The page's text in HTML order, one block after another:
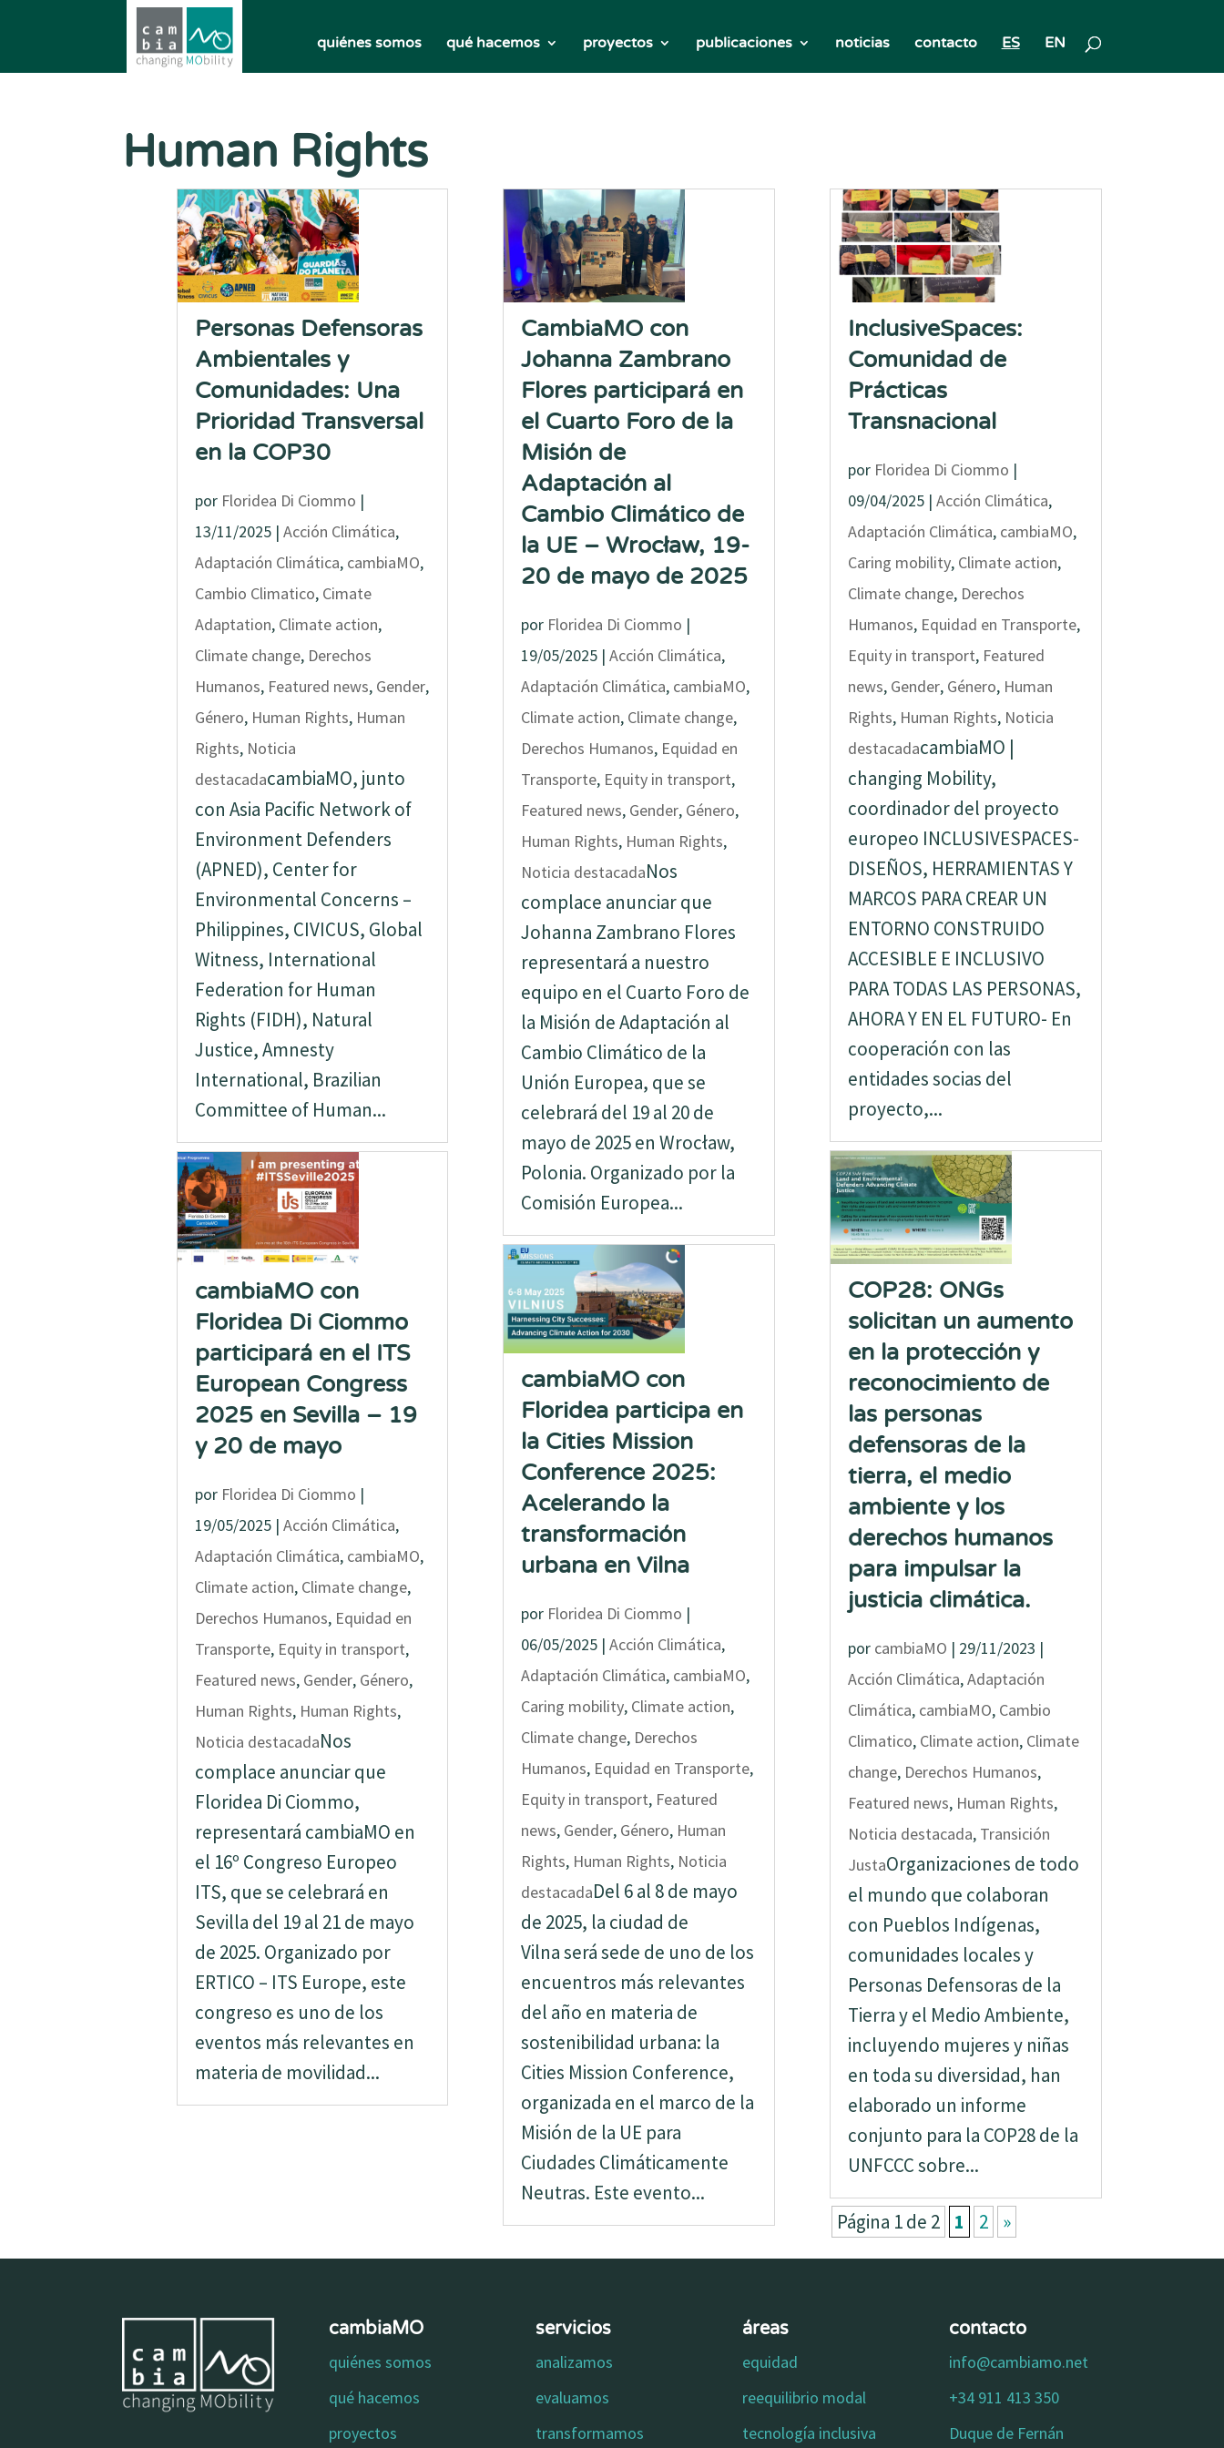
quiénes somos qué hacemos proyectos publicaciones noticias contacto ES EN
Human Rights
Personas Defensoras
Ambientales y
Comunidades: Una
Prioridad Transversal
en la COP30
por Floridea Di Ciommo |
13/11/2025| Acción Climática,
Adaptación Climática, cambiaMO,
Cambio Climatico, Cimate
Adaptation, Climate action,
Climate change, Derechos
Humanos, Featured news, Gender,
Género, Human Rights, Human
Rights, Noticia
destacadacambiaMO, junto
con Asia Pacific Network of
Environment Defenders
(APNED), Center for
Environmental Concerns –
Philippines, CIVICUS, Global
Witness, International
Federation for Human
Rights (FIDH), Natural
Justice, Amnesty
International, Brazilian
Committee of Human...
cambiaMO con
Floridea Di Ciommo
participará en el ITS
European Congress
2025 en Sevilla – 19
y 20 de mayo
por Floridea Di Ciommo |
19/05/2025| Acción Climática,
Adaptación Climática, cambiaMO,
Climate action, Climate change,
Derechos Humanos, Equidad en
Transporte, Equity in transport,
Featured news, Gender, Género,
Human Rights, Human Rights,
Noticia destacadaNos
complace anunciar que
Floridea Di Ciommo,
representará cambiaMO en
el 16º Congreso Europeo
ITS, que se celebrará en
Sevilla del 19 al 21 de mayo
de 2025. Organizado por
ERTICO – ITS Europe, este
congreso es uno de los
eventos más relevantes en
materia de movilidad...
CambiaMO con
Johanna Zambrano
Flores participará en
el Cuarto Foro de la
Misión de
Adaptación al
Cambio Climático de
la UE – Wrocław, 19-
20 de mayo de 2025
por Floridea Di Ciommo |
19/05/2025 |Acción Climática,
Adaptación Climática, cambiaMO,
Climate action, Climate change,
Derechos Humanos, Equidad en
Transporte, Equity in transport,
Featured news, Gender, Género,
Human Rights, Human Rights,
Noticia destacadaNos
complace anunciar que
Johanna Zambrano Flores
representará a nuestro
equipo en el Cuarto Foro de
la Misión de Adaptación al
Cambio Climático de la
Unión Europea, que se
celebrará del 19 al 20 de
mayo de 2025 en Wrocław,
Polonia. Organizado por la
Comisión Europea...
cambiaMO con
Floridea participa en
la Cities Mission
Conference 2025:
Acelerando la
transformación
urbana en Vilna
por Floridea Di Ciommo |
06/05/2025 |Acción Climática,
Adaptación Climática, cambiaMO,
Caring mobility, Climate action,
Climate change, Derechos
Humanos, Equidad en Transporte,
Equity in transport, Featured
news, Gender, Género, Human
Rights, Human Rights, Noticia
destacadaDel 6 al 8 de mayo
de 2025, la ciudad de
Vilna será sede de uno de los
encuentros más relevantes
del año en materia de
sostenibilidad urbana: la
Cities Mission Conference,
organizada en el marco de la
Misión de la UE para
Ciudades Climáticamente
Neutras. Este evento...
InclusiveSpaces:
Comunidad de
Prácticas
Transnacional
por Floridea Di Ciommo |
09/04/2025| Acción Climática,
Adaptación Climática, cambiaMO,
Caring mobility, Climate action,
Climate change, Derechos
Humanos, Equidad en Transporte,
Equity in transport, Featured
news, Gender, Género, Human
Rights, Human Rights, Noticia
destacadacambiaMO |
changing Mobility,
coordinador del proyecto
europeo INCLUSIVESPACES-
DISEÑOS, HERRAMIENTAS Y
MARCOS PARA CREAR UN
ENTORNO CONSTRUIDO
ACCESIBLE E INCLUSIVO
PARA TODAS LAS PERSONAS,
AHORA Y EN EL FUTURO- En
cooperación con las
entidades socias del
proyecto,...
COP28: ONGs
solicitan un aumento
en la protección y
reconocimiento de
las personas
defensoras de la
tierra, el medio
ambiente y los
derechos humanos
para impulsar la
justicia climática.
por cambiaMO | 29/11/2023 |
Acción Climática,Adaptación
Climática, cambiaMO, Cambio
Climatico, Climate action, Climate
change, Derechos Humanos,
Featured news, Human Rights,
Noticia destacada, Transición
JustaOrganizaciones de todo
el mundo que colaboran
con Pueblos Indígenas,
comunidades locales y
Personas Defensoras de la
Tierra y el Medio Ambiente,
incluyendo mujeres y niñas
en toda su diversidad, han
elaborado un informe
conjunto para la COP28 de la
UNFCCC sobre...
Página 1 de 2 1 2 »
cambiaMO
quiénes somos
qué hacemos
proyectos
servicios
analizamos
evaluamos
transformamos
áreas
equidad
reequilibrio modal
tecnología inclusiva
contacto
info@cambiamo.net
+34 911 413 350
Duque de Fernán